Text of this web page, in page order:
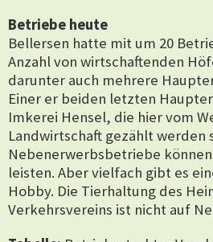
Betriebe heute
Bellersen hatte mit um 20
Anzahl von wirtschaftenden
darunter auch mehrere
Einer er beiden letzten
Imkerei Hensel, die hier vom
Landwirtschaft gezählt werden
Nebenerwerbsbetriebe
leisten. Aber vielfach gibt es
Hobby. Die Tierhaltung des
Verkehrsvereins ist nicht auf